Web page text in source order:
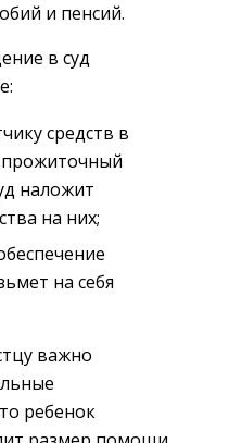
и пенсий.
в суд
средств в
наложит
на них;
на себя
важно
ребенок